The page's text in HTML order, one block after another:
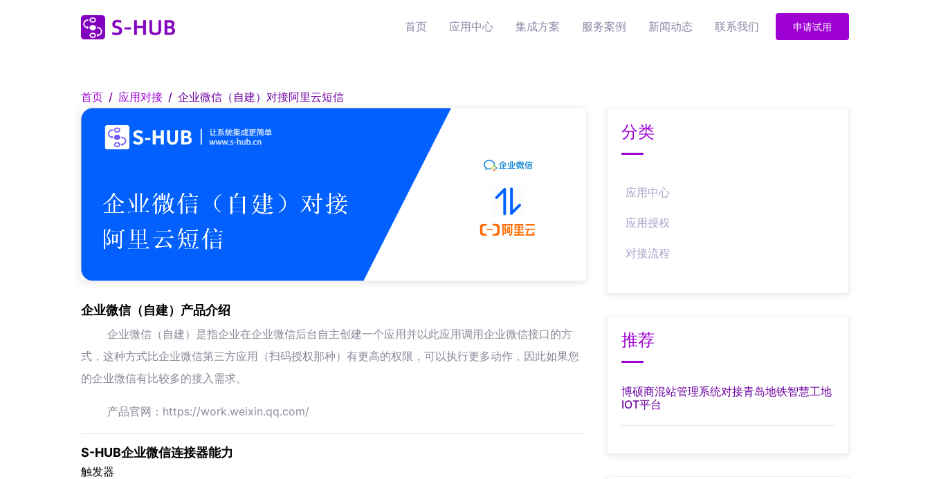
首页 应用中心 集成方案 服务案例 新闻动态 联系我们 申请试用
首页 应用对接 企业微信（自建）对接阿里云短信
企业微信（自建）产品介绍
企业微信（自建）是指企业在企业微信后台自主创建一个应用并以此应用调用企业微信接口的方
式，这种方式比企业微信第三方应用（扫码授权那种）有更高的权限，可以执行更多动作，因此如果您
的企业微信有比较多的接入需求。
产品官网：https://work.weixin.qq.com/
S-HUB企业微信连接器能力
触发器
分类
应用中心
应用授权
对接流程
推荐
博硕商混站管理系统对接青岛地铁智慧工地
IOT平台